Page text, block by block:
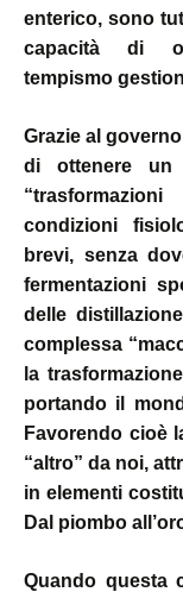
enterico, sono
capacità di
tempismo
Grazie al
di ottenere un
condizioni
brevi, senza
fermentazioni
delle
complessa
la
portando il
Favorendo cioè
“altro” da noi,
in elementi
Dal piombo
Quando questa